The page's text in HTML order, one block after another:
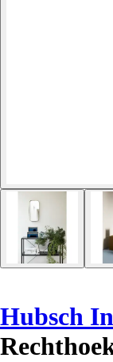
Hubsch